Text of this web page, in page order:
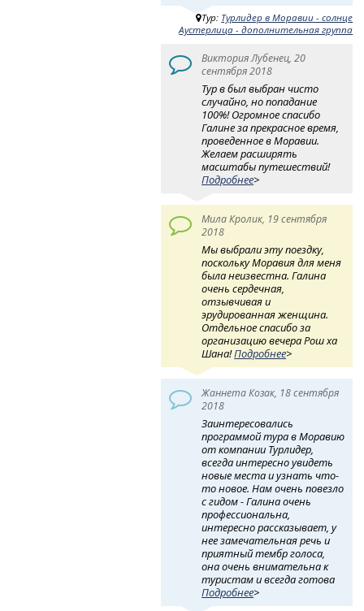
Тур: Турлидер в Моравии - солнце
Аустерлица - дополнительная группа
Виктория Лубенец, 20
сентября 2018
Тур в был выбран чисто
случайно, но попадание
100%! Огромное спасибо
Галине за прекрасное время,
проведенное в Моравии.
Желаем расширять
масштабы путешествий!
Подробнее>
Мила Кролик, 19 сентября
2018
Мы выбрали эту поездку,
поскольку Моравия для меня
была неизвестна. Галина
очень сердечная,
отзывчивая и
эрудированная женщина.
Отдельное спасибо за
организацию вечера Рош ха
Шана!Подробнее>
Жаннета Козак, 18 сентября
2018
Заинтересовались
программой тура в Моравию
от компании Турлидер,
всегда интересно увидеть
новые места и узнать что-
то новое. Нам очень повезло
с гидом - Галина очень
профессиональна,
интересно рассказывает, у
нее замечательная речь и
приятный тембр голоса,
она очень внимательна к
туристам и всегда готова
Подробнее>